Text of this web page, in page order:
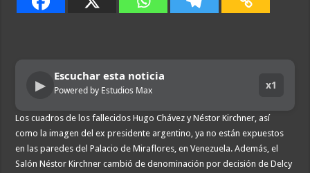
▶
Escuchar esta noticia
Powered by Estudios Max x1
Los cuadros de los fallecidos Hugo Chávez y Néstor Kirchner, así
como la imagen del ex presidente argentino, ya no están expuestos
en las paredes del Palacio de Miraflores, en Venezuela. Además, el
Salón Néstor Kirchner cambió de denominación por decisión de Delcy